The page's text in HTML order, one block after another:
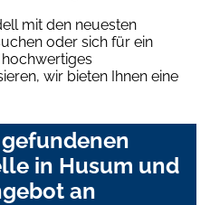
mit den neuesten
oder sich für ein
wir bieten Ihnen eine
in Husum und
an